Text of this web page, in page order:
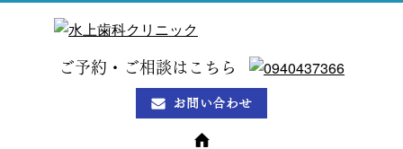
ご予約・ご相談はこちら